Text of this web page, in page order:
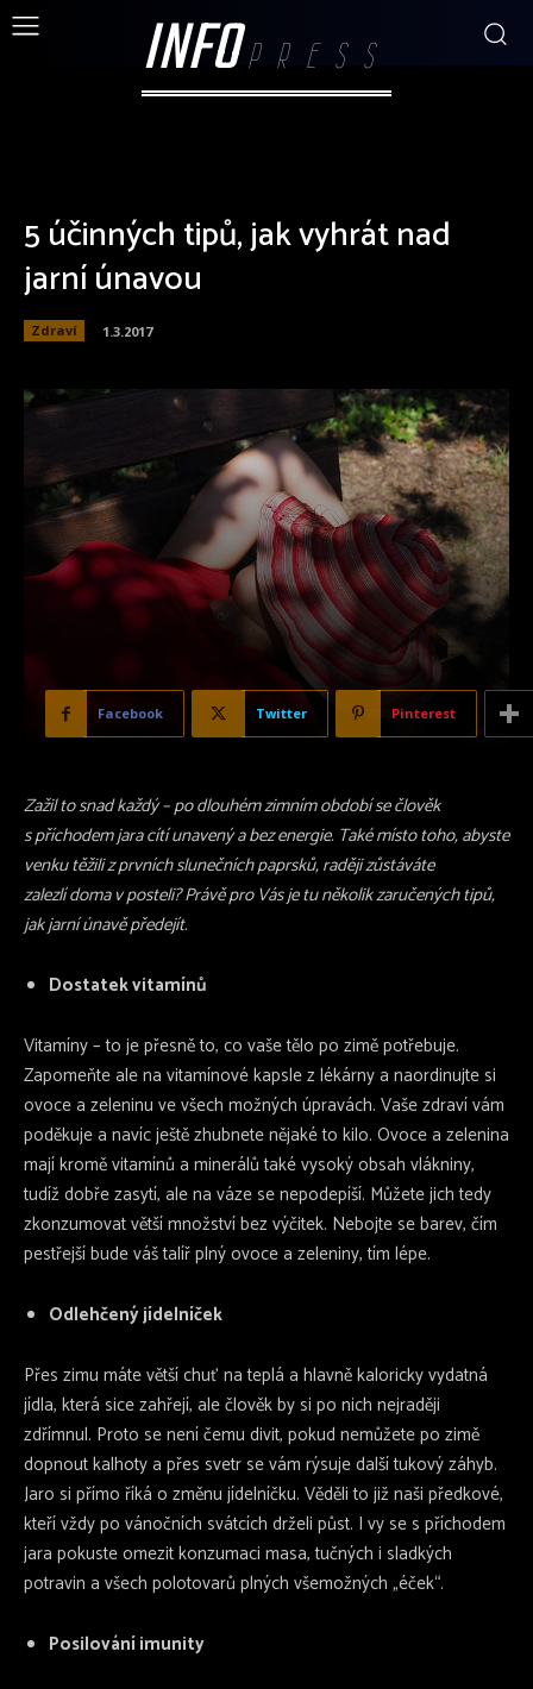
INFO PRESS
5 účinných tipů, jak vyhrát nad
jarní únavou
Zdraví 1.3.2017
Facebook Twitter Pinterest
Zažil to snad každý – po dlouhém zimním období se člověk
s příchodem jara cítí unavený a bez energie. Také místo toho, abyste
venku těžili z prvních slunečních paprsků, raději zůstáváte
zalezlí doma v posteli? Právě pro Vás je tu několik zaručených tipů,
jak jarní únavě předejít.
Dostatek vitamínů
Vitamíny – to je přesně to, co vaše tělo po zimě potřebuje.
Zapomeňte ale na vitamínové kapsle z lékárny a naordinujte si
ovoce a zeleninu ve všech možných úpravách. Vaše zdraví vám
poděkuje a navíc ještě zhubnete nějaké to kilo. Ovoce a zelenina
mají kromě vitamínů a minerálů také vysoký obsah vlákniny,
tudíž dobře zasytí, ale na váze se nepodepíší. Můžete jich tedy
zkonzumovat větší množství bez výčitek. Nebojte se barev, čím
pestřejší bude váš talíř plný ovoce a zeleniny, tím lépe.
Odlehčený jídelníček
Přes zimu máte větší chuť na teplá a hlavně kaloricky vydatná
jídla, která sice zahřejí, ale člověk by si po nich nejraději
zdřímnul. Proto se není čemu divit, pokud nemůžete po zimě
dopnout kalhoty a přes svetr se vám rýsuje další tukový záhyb.
Jaro si přímo říká o změnu jídelníčku. Věděli to již naši předkové,
kteří vždy po vánočních svátcích drželi půst. I vy se s příchodem
jara pokuste omezit konzumaci masa, tučných i sladkých
potravin a všech polotovarů plných všemožných „éček“.
Posilování imunity